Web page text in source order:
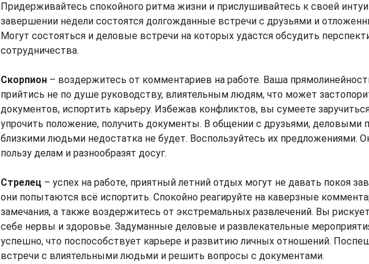
Придерживайтесь спокойного ритма жизни и прислушивайтесь к своей
завершении недели состоятся долгожданные встречи с друзьями и
Могут состояться и деловые встречи на которых удастся обсудить
сотрудничества.
Скорпион – воздержитесь от комментариев на работе. Ваша
прийтись не по душе руководству, влиятельным людям, что может
документов, испортить карьеру. Избежав конфликтов, вы сумеете
упрочить положение, получить документы. В общении с друзьями, деловыми
близкими людьми недостатка не будет. Воспользуйтесь их предложениями.
пользу делам и разнообразят досуг.
Стрелец – успех на работе, приятный летний отдых могут не давать покоя
они попытаются всё испортить. Спокойно реагируйте на каверзные
замечания, а также воздержитесь от экстремальных развлечений. Вы
себе нервы и здоровье. Задуманные деловые и развлекательные
успешно, что поспособствует карьере и развитию личных отношений.
встречи с влиятельными людьми и решить вопросы с документами.